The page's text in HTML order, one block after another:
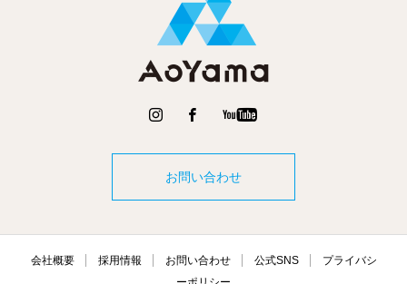
お問い合わせ
会社概要 採用情報 お問い合わせ 公式SNS
プライバシ